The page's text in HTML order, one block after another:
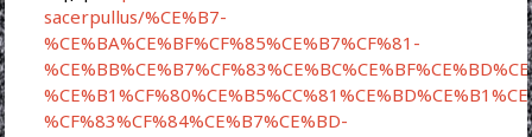
sacerpullus/%CE%B7-
%CE%BA%CE%BF%CF%85%CE%B7%CF%81-
%CF%83%CF%84%CE%B7%CE%BD-